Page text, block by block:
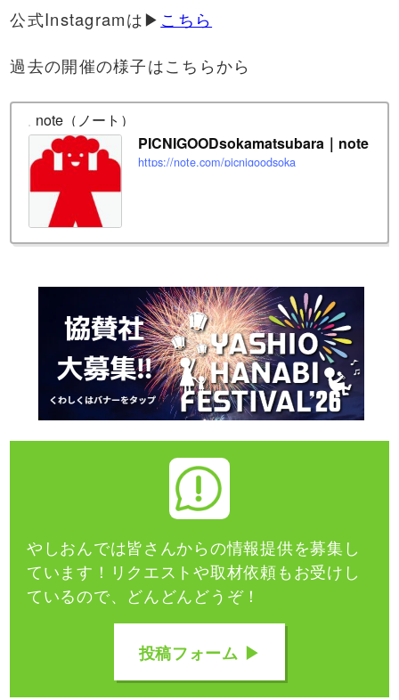
公式Instagramは▶ こちら
過去の開催の様子はこちらから
note（ノート）
PICNIGOODsokamatsubara｜note
https://note.com/picnigoodsoka
やしおんでは皆さんからの情報提供を募集し
ています！ リクエストや取材依頼もお受けし
ているので、どんどんどうぞ！
投稿フォーム ▶